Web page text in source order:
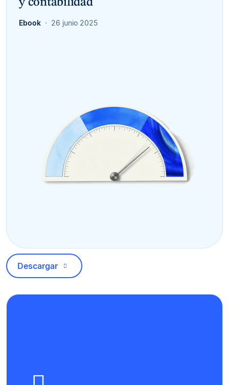
y contabilidad
Ebook 26 junio 2025
Descargar